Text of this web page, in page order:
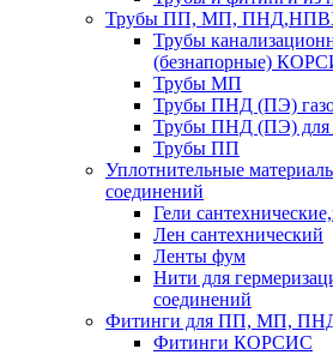
Трубы ПП, МП,
Трубы
(безнапорные)
Трубы МП
Трубы ПНД (ПЭ)
Трубы ПНД (ПЭ) для
Трубы ПП
Уплотнительные
соединений
Гели
Лен сантехнический
Ленты фум
Нити для
соединений
Фитинги для ПП, МП, ПНД
Фитинги КОРСИС